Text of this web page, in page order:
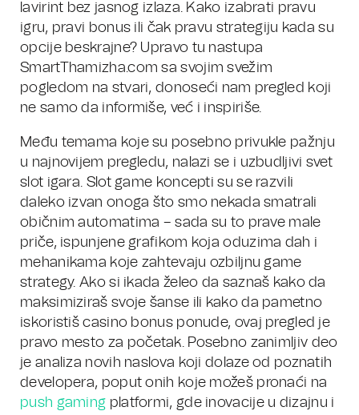
lavirint bez jasnog izlaza. Kako izabrati pravu
igru, pravi bonus ili čak pravu strategiju kada su
opcije beskrajne? Upravo tu nastupa
SmartThamizha.com sa svojim svežim
pogledom na stvari, donoseći nam pregled koji
ne samo da informiše, već i inspiriše.
Među temama koje su posebno privukle pažnju
u najnovijem pregledu, nalazi se i uzbudljivi svet
slot igara. Slot game koncepti su se razvili
daleko izvan onoga što smo nekada smatrali
običnim automatima – sada su to prave male
priče, ispunjene grafikom koja oduzima dah i
mehanikama koje zahtevaju ozbiljnu game
strategy. Ako si ikada želeo da saznaš kako da
maksimiziraš svoje šanse ili kako da pametno
iskoristiš casino bonus ponude, ovaj pregled je
pravo mesto za početak. Posebno zanimljiv deo
je analiza novih naslova koji dolaze od poznatih
developera, poput onih koje možeš pronaći na
push gaming platformi, gde inovacije u dizajnu i